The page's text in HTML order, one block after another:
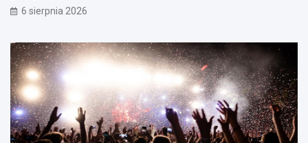
6 sierpnia 2026